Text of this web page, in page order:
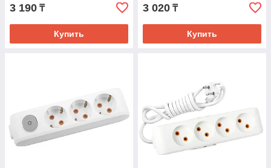
3 190 ₸
Купить
3 020 ₸
Купить